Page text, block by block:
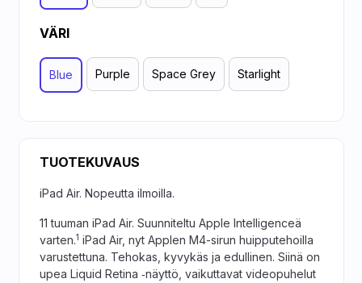
VÄRI
Blue Purple Space Grey Starlight
TUOTEKUVAUS
iPad Air. Nopeutta ilmoilla.
11 tuuman iPad Air. Suunniteltu Apple Intelligenceä
varten.1 iPad Air, nyt Applen M4-sirun huipputehoilla
varustettuna. Tehokas, kyvykäs ja edullinen. Siinä on
upea Liquid Retina ‑näyttö, vaikuttavat video­puhelut